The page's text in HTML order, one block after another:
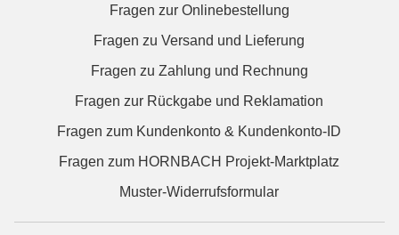
Fragen zur Onlinebestellung
Fragen zu Versand und Lieferung
Fragen zu Zahlung und Rechnung
Fragen zur Rückgabe und Reklamation
Fragen zum Kundenkonto & Kundenkonto-ID
Fragen zum HORNBACH Projekt-Marktplatz
Muster-Widerrufsformular